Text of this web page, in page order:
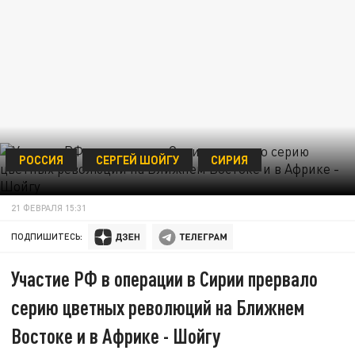
РОССИЯ СЕРГЕЙ ШОЙГУ СИРИЯ
21 ФЕВРАЛЯ 15:31
ПОДПИШИТЕСЬ:
Участие РФ в операции в Сирии прервало
серию цветных революций на Ближнем
Востоке и в Африке - Шойгу